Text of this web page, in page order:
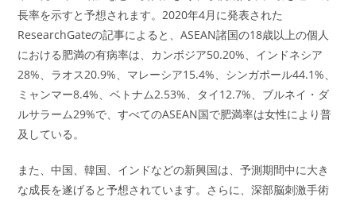
長率を示すと予想されます。2020年4月に発表された
ResearchGateの記事によると、ASEAN諸国の18歳以上の個人
における肥満の有病率は、カンボジア50.20%、インドネシア
28%、ラオス20.9%、マレーシア15.4%、シンガポール44.1%、
ミャンマー8.4%、ベトナム2.53%、タイ12.7%、ブルネイ・ダ
ルサラーム29%で、すべてのASEAN国で肥満率は女性により普
及している。
また、中国、韓国、インドなどの新興国は、予測期間中に大き
な成長を遂げると予想されています。さらに、深部脳刺激手術